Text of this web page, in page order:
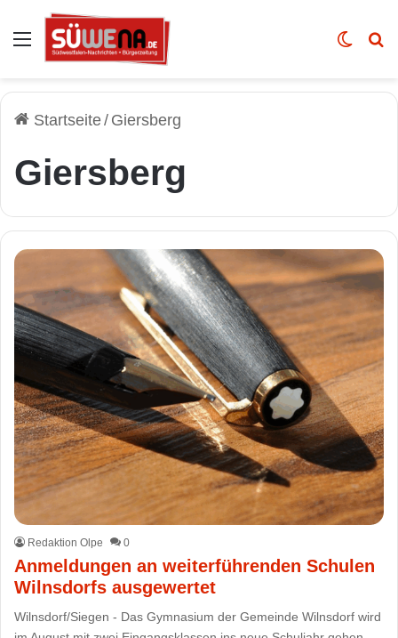
Auswahl Skin
Startseite/ Giersberg
Giersberg
Redaktion Olpe 0
Anmeldungen an weiterführenden Schulen
Wilnsdorfs ausgewertet
Wilnsdorf/Siegen - Das Gymnasium der Gemeinde Wilnsdorf wird